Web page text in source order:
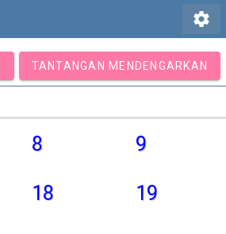
settings
TANTANGAN MENDENGARKAN
8 9
18 19